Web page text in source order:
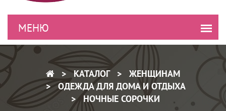
КАТАЛОГ
ЖЕНЩИНАМ
ОДЕЖДА ДЛЯ ДОМА И ОТДЫХА
НОЧНЫЕ СОРОЧКИ